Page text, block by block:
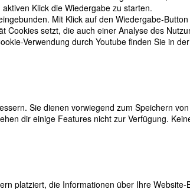
teilen
tweet
mail
dem mutigen,
Zeit. Zwei
Werken als Titel:
(1974, hg. von
16
Kinderbücher. Rukeyser sah ihre
zu verwandeln und dadurch neue
und erlebte eine priviligierte,
während der Weltwirtschaftskrise
Themen wird Rukeyser
Ungerechtigkeit gegen Schwarze im
in West Virginia und über den
Rukeyser wenig, unterrichtet
Klick die Wiedergabe zu starten.
Mit Klick auf den Wiedergabe-
Cookies setzt, die auch einer Analyse des
Verwendung durch Youtube finden Sie in
Sie dienen vorwiegend zum Speichern
dir einige Features nicht zur Verfügung.
platziert, die Informationen über Ihre Website-